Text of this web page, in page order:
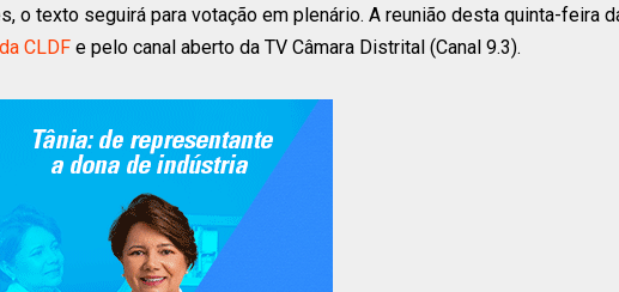
o texto seguirá para votação em plenário. A reunião desta quinta-feira
CLDF e pelo canal aberto da TV Câmara Distrital (Canal 9.3).